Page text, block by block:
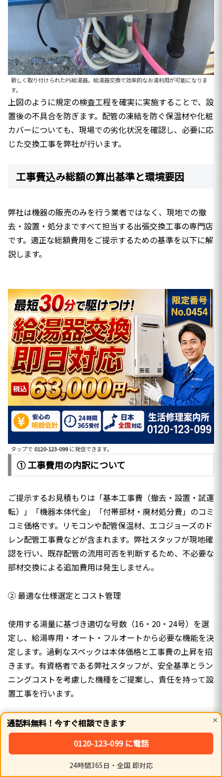
×
通話料無料！今すぐ相談できます
0120-123-099 に電話
24時間365日・全国 即対応
新しく取り付けられたPS給湯器。給湯器交換で効率的なお湯利用が可能になりま
す。
上図のように規定の検査工程を確実に実施することで、設
置後の不具合を防ぎます。配管の凍結を防ぐ保温材や化粧
カバーについても、現場での劣化状況を確認し、必要に応
じた交換工事を弊社が行います。
工事費込み総額の算出基準と環境要因
弊社は機器の販売のみを行う業者ではなく、現地での撤
去・設置・処分まですべて担当する出張交換工事の専門店
です。適正な総額費用をご提示するための基準を以下に解
説します。
タップで 0120-123-099に発信できます。
① 工事費用の内訳について
ご提示するお見積もりは「基本工事費（撤去・設置・試運
転）」「機器本体代金」「付帯部材・廃材処分費」のコミ
コミ価格です。リモコンや配管保温材、エコジョーズのド
レン配管工事費などが含まれます。弊社スタッフが現地確
認を行い、既存配管の流用可否を判断するため、不必要な
部材交換による追加費用は発生しません。
② 最適な仕様選定とコスト管理
使用する湯量に基づき適切な号数（16・20・24号）を選
定し、給湯専用・オート・フルオートから必要な機能を決
定します。過剰なスペックは本体価格と工事費の上昇を招
きます。有資格者である弊社スタッフが、安全基準とラン
ニングコストを考慮した機種をご提案し、責任を持って設
置工事を行います。
③ 冬季・寒冷期における手配状況
北秋田市のような寒冷地では、冬季に凍結による機器破損
などで修理や交換の依頼が集中します。弊社では複数の代
シェア トップ